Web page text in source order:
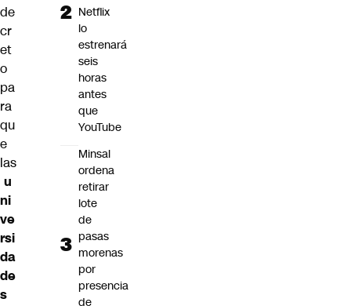
de
cr
et
o
pa
ra
qu
e
las
u
ni
ve
rsi
da
de
s
Netflix
lo
estrenará
seis
horas
antes
que
YouTube
Minsal
ordena
retirar
lote
de
pasas
morenas
por
presencia
de